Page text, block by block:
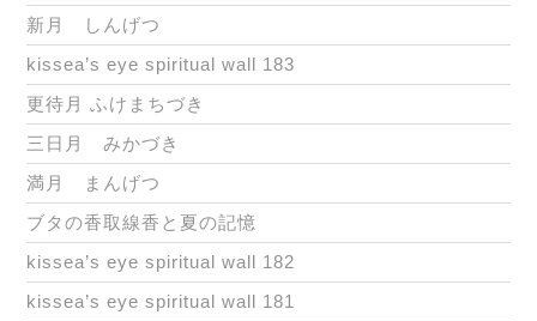
新月 しんげつ
kissea’s eye spiritual wall 183
更待月 ふけまちづき
三日月 みかづき
満月 まんげつ
ブタの香取線香と夏の記憶
kissea’s eye spiritual wall 182
kissea’s eye spiritual wall 181